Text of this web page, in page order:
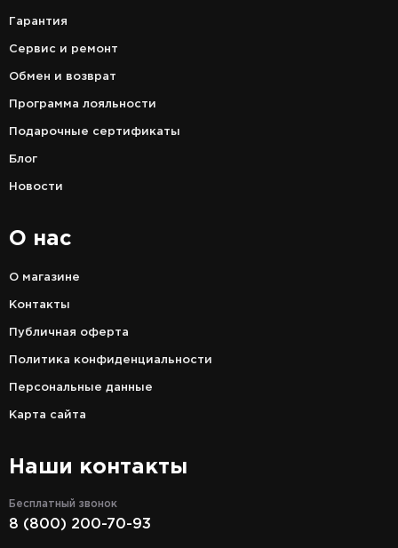
Гарантия
Сервис и ремонт
Обмен и возврат
Программа лояльности
Подарочные сертификаты
Блог
Новости
О нас
О магазине
Контакты
Публичная оферта
Политика конфиденциальности
Персональные данные
Карта сайта
Наши контакты
Бесплатный звонок
8 (800) 200-70-93